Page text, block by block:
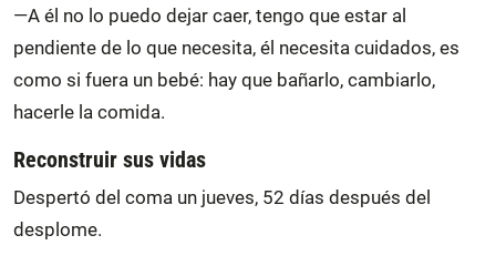
—A él no lo puedo dejar caer, tengo que estar al
pendiente de lo que necesita, él necesita cuidados, es
como si fuera un bebé: hay que bañarlo, cambiarlo,
hacerle la comida.
Reconstruir sus vidas
Despertó del coma un jueves, 52 días después del
desplome.